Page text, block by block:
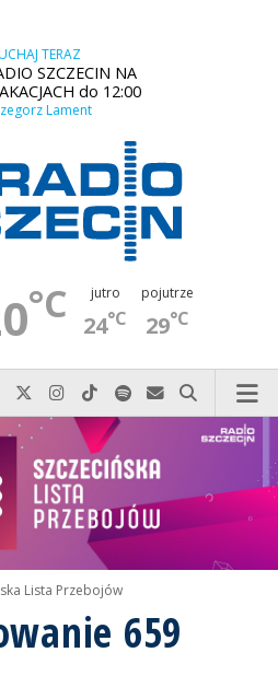
TERAZ
SZCZECIN NA
do 12:00
Lament
°C jutro
24°C
pojutrze
29°C
po prostu do nas zadzwoń
Odwiedź nas na Facebook-u
Odwiedź nas na X
Odwiedź nas na Instagram-ie
Odwiedź nas na TikTok-u
Szukaj nas na Spotify
Wyślij do nas
Szukaj
Lista Przebojów
659